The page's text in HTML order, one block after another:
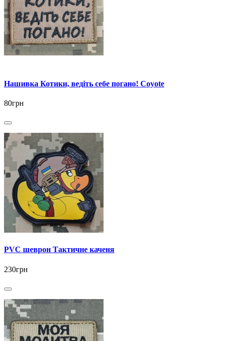
Нашивка Котики, ведіть себе погано! Coyote
80грн
PVC шеврон Тактичне каченя
230грн